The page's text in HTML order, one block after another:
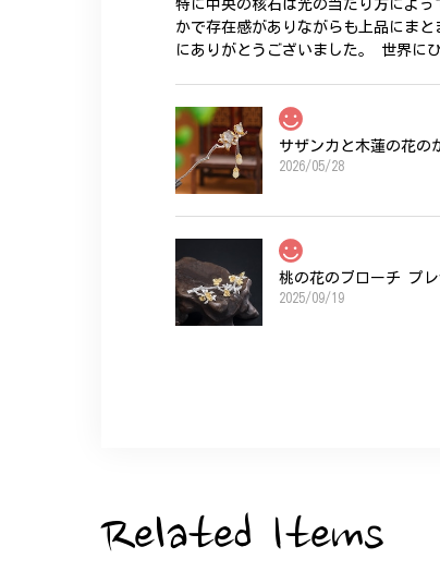
特に中央の核石は光の当たり方によ
かで存在感がありながらも上品にま
にありがとうございました。 世界に
サザンカと木蓮の花
2026/05/28
桃の花のブローチ プ
2025/09/19
大切な節目のお祝いに、母へのプレ
Related Items